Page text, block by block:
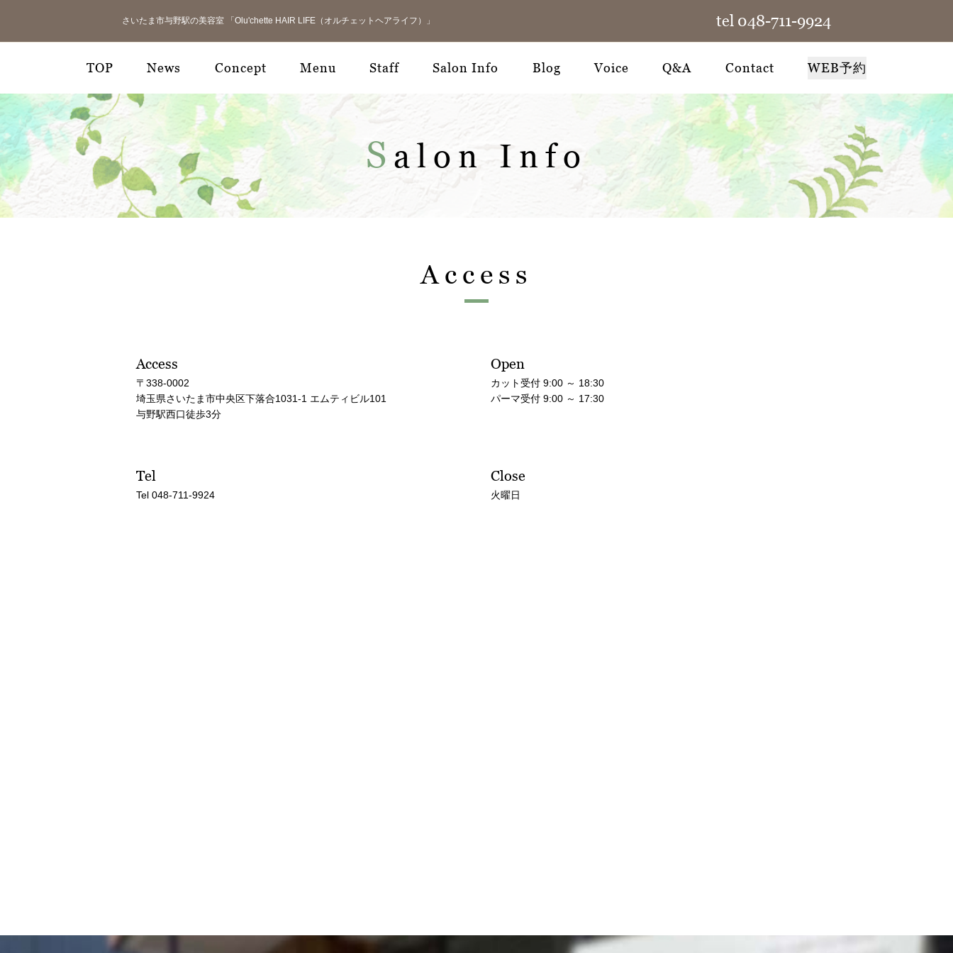
さいたま市与野駅の美容室 「Olu'chette HAIR LIFE（オルチェットヘアライフ）」 tel 048-711-9924
TOP News Concept Menu Staff Salon Info Blog Voice Q&A Contact WEB予約
S alon Info
Access
Access
〒338-0002
埼玉県さいたま市中央区下落合1031-1 エムティビル101
与野駅西口徒歩3分
Open
カット受付 9:00 ～ 18:30
パーマ受付 9:00 ～ 17:30
Tel
Tel 048-711-9924
Close
火曜日